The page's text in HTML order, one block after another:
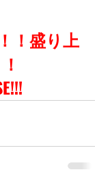
！盛り上